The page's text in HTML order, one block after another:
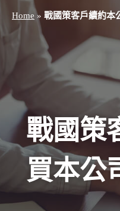
戰國策
買本公
Home » 戰國策客戶續約本